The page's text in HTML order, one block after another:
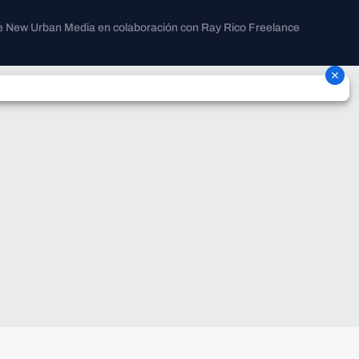
New Urban Media en colaboración con Ray Rico Freelance